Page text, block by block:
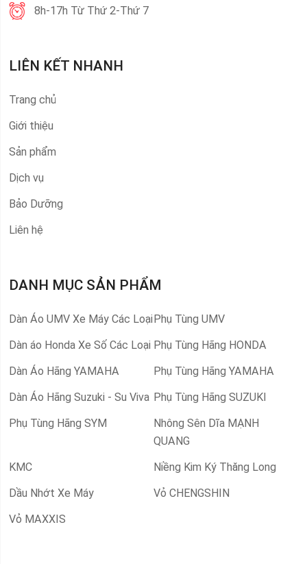
8h-17h Từ Thứ 2-Thứ 7
LIÊN KẾT NHANH
Trang chủ
Giới thiệu
Sản phẩm
Dịch vụ
Bảo Dưỡng
Liên hệ
DANH MỤC SẢN PHẨM
Dàn Áo UMV Xe Máy Các LoạiPhụ Tùng UMV
Dàn áo Honda Xe Số Các Loại Phụ Tùng Hãng HONDA
Dàn Áo Hãng YAMAHA
Phụ Tùng Hãng YAMAHA
Dàn Áo Hãng Suzuki - Su Viva Phụ Tùng Hãng SUZUKI
Phụ Tùng Hãng SYM
Nhông Sên Dĩa MẠNH
QUANG
KMC
Niềng Kim Ký Thăng Long
Dầu Nhớt Xe Máy
Vỏ CHENGSHIN
Vỏ MAXXIS